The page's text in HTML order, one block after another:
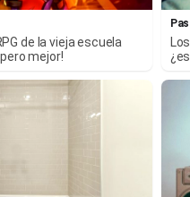
de la vieja escuela
mejor!